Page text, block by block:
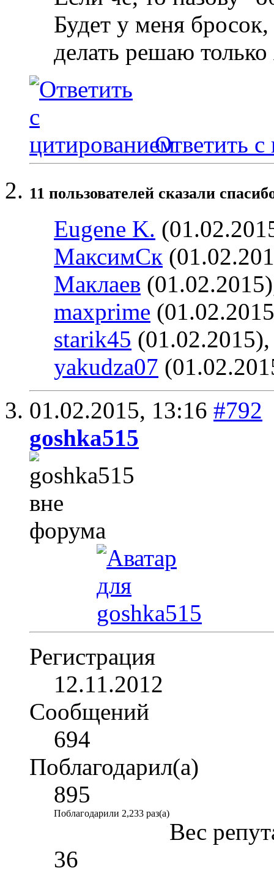
Будет у меня
делать решаю
Ответить с
11 пользователей сказали
Eugene K.
МаксимСк
Маклаев
maxprime
starik45
yakudza07
01.02.2015, 13:16 #792
goshka515
Регистрация
12.11.2012
Сообщений
694
Поблагодарил(а)
895
Поблагодарили 2,233 раз(а)
Вес
36